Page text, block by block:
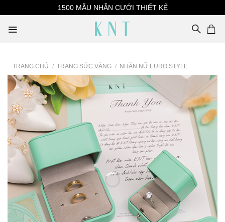
content
1500 MẪU NHẪN CƯỚI THIẾT KẾ
TRANG CHỦ / TRANG SỨC VÀNG / NHẪN NỮ EURO STYLE